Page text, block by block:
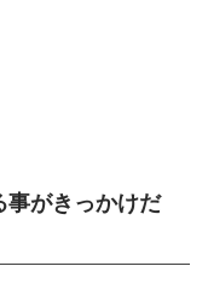
事がきっかけだ